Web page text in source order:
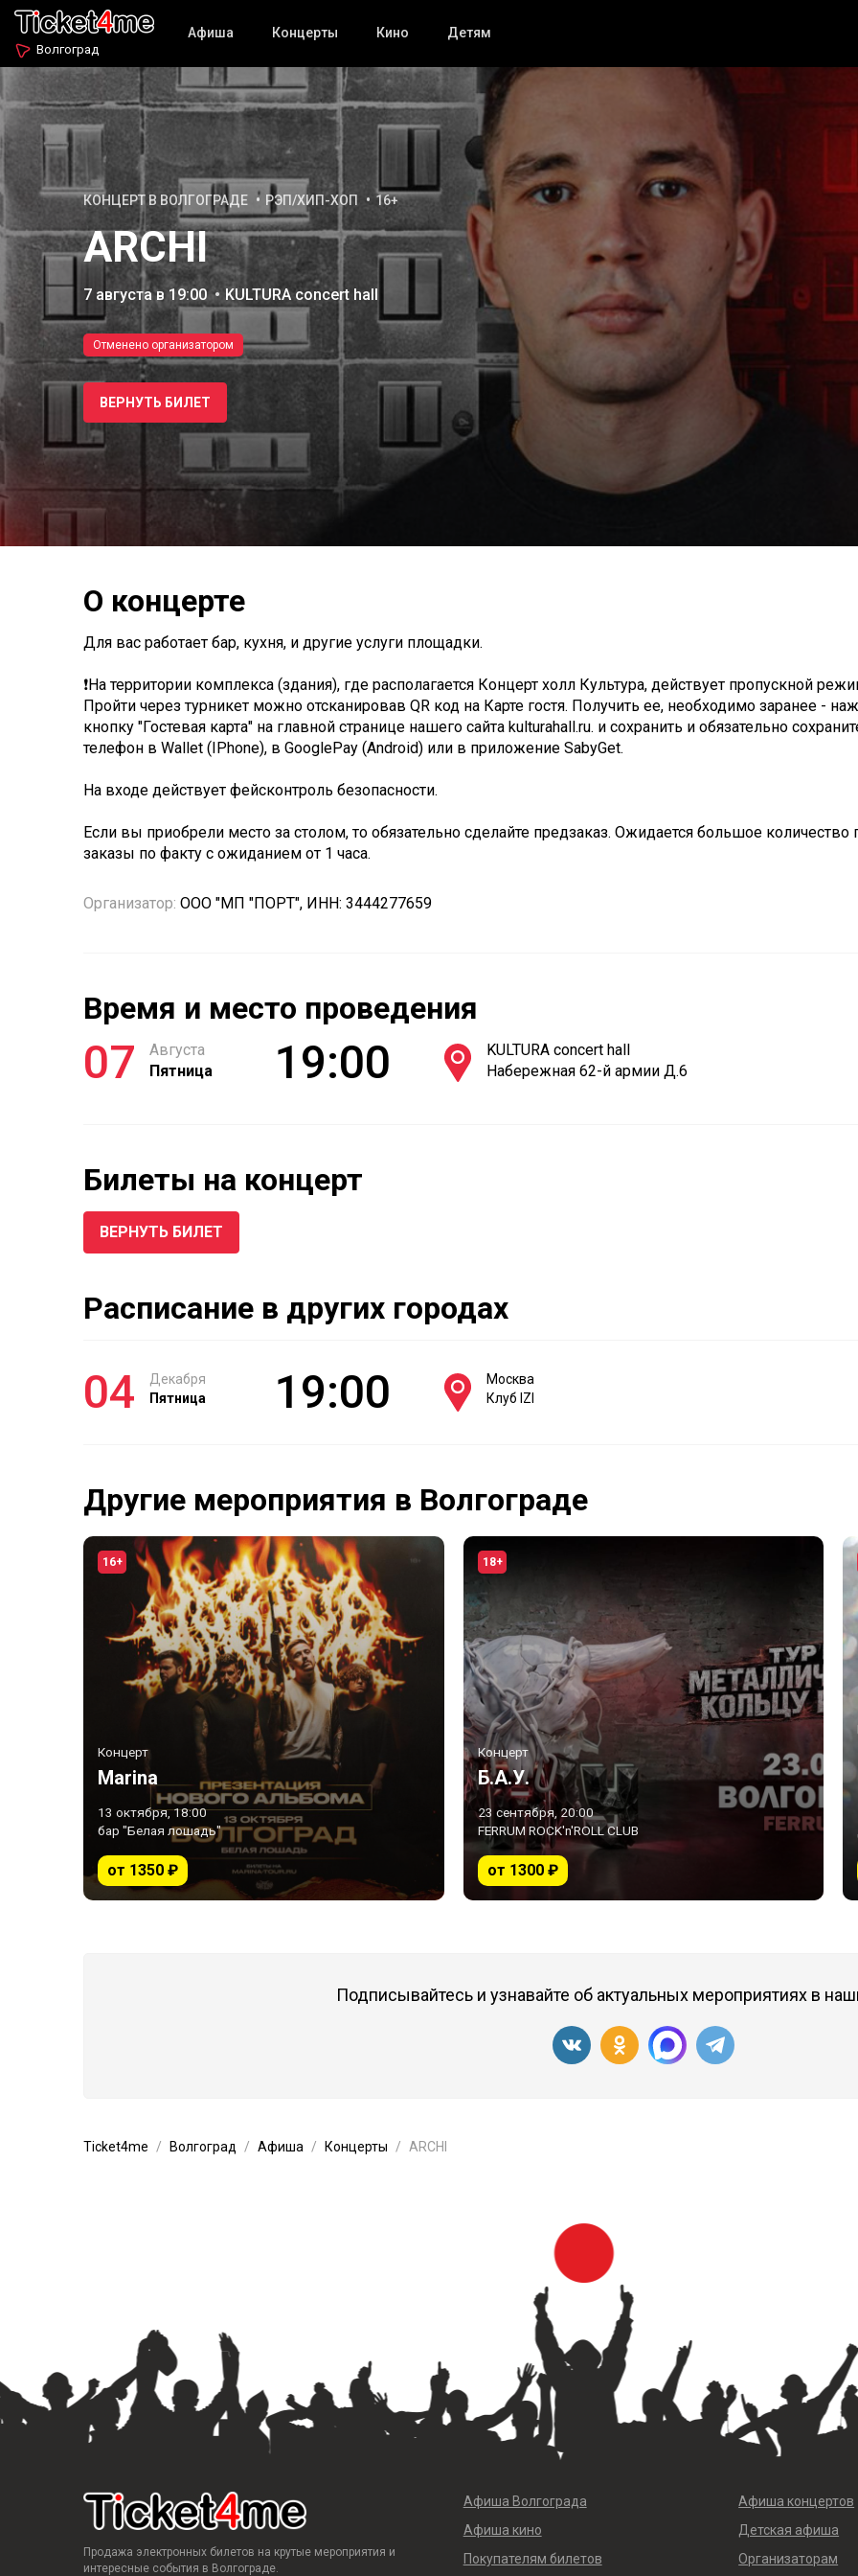
Волгоград
Афиша Концерты Кино Детям
КОНЦЕРТ В ВОЛГОГРАДЕ РЭП/ХИП-ХОП 16+
ARCHI
7 августа в 19:00 KULTURA concert hall
Отменено организатором
ВЕРНУТЬ БИЛЕТ
О концерте
Для вас работает бар, кухня, и другие услуги площадки.
❗На территории комплекса (здания), где располагается Концерт холл Культура, действует пропускной
Пройти через турникет можно отсканировав QR код на Карте гостя. Получить ее, необходимо заранее -
кнопку "Гостевая карта" на главной странице нашего сайта kulturahall.ru. и сохранить и обязательно
телефон в Wallet (IPhone), в GooglePay (Android) или в приложение SabyGet.
На входе действует фейсконтроль безопасности.
Если вы приобрели место за столом, то обязательно сделайте предзаказ. Ожидается большое количество
заказы по факту с ожиданием от 1 часа.
Организатор: ООО "МП "ПОРТ", ИНН: 3444277659
Время и место проведения
07
Августа
Пятница
19:00
KULTURA concert hall
Набережная 62-й армии Д.6
Билеты на концерт
ВЕРНУТЬ БИЛЕТ
Расписание в других городах
04
Декабря
Пятница
19:00
Москва
Клуб IZI
Другие мероприятия в Волгограде
16+
Концерт
Marina
13 октября, 18:00
бар "Белая лошадь"
от 1350 ₽
18+
Концерт
Б.А.У.
23 сентября, 20:00
FERRUM ROCK'n'ROLL CLUB
от 1300 ₽
Подписывайтесь и узнавайте об актуальных мероприятиях в
Ticket4me Волгоград Афиша Концерты ARCHI
Продажа электронных билетов на крутые мероприятия и
интересные события в Волгограде.
Афиша Волгограда
Афиша концертов
Афиша кино
Детская афиша
Покупателям билетов
Организаторам